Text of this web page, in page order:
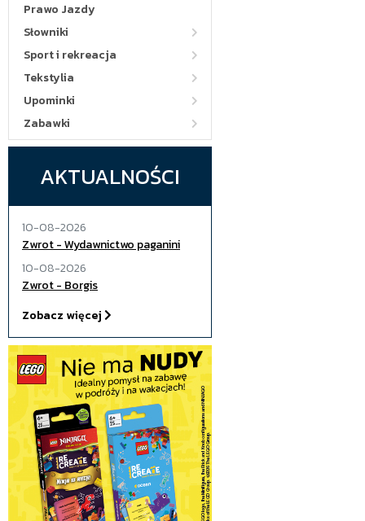
Prawo Jazdy
Słowniki
Sport i rekreacja
Tekstylia
Upominki
Zabawki
AKTUALNOŚCI
10-08-2026
Zwrot - Wydawnictwo paganini
10-08-2026
Zwrot - Borgis
Zobacz więcej